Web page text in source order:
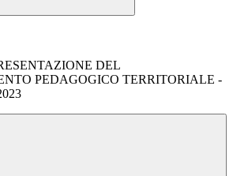
DEL
PEDAGOGICO TERRITORIALE -